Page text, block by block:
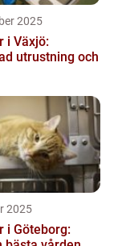
2025
i Växjö:
utrustning och
2025
i Göteborg: